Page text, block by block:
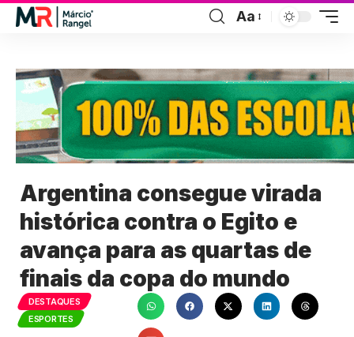
Aa
Argentina consegue virada
histórica contra o Egito e
avança para as quartas de
finais da copa do mundo
DESTAQUES
ESPORTES